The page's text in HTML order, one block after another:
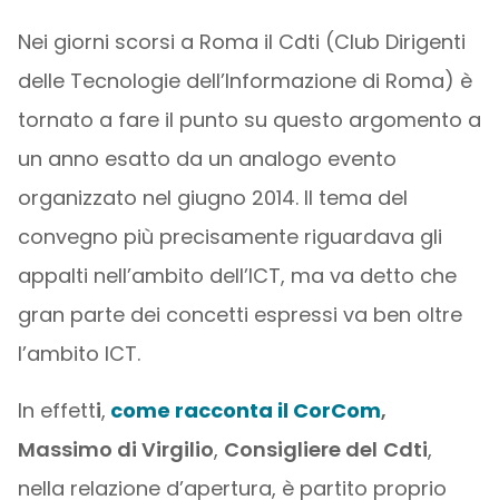
Nei giorni scorsi a Roma il Cdti (Club Dirigenti
delle Tecnologie dell’Informazione di Roma) è
tornato a fare il punto su questo argomento a
un anno esatto da un analogo evento
organizzato nel giugno 2014. Il tema del
convegno più precisamente riguardava gli
appalti nell’ambito dell’ICT, ma va detto che
gran parte dei concetti espressi va ben oltre
l’ambito ICT.
In effetti, come racconta il CorCom,
Massimo di Virgilio, Consigliere del Cdti,
nella relazione d’apertura, è partito proprio